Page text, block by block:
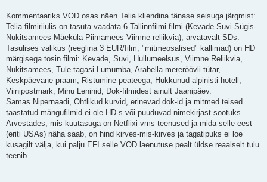
Kommentaariks VOD osas näen Telia kliendina tänase seisuga järgmist:
Telia filmiriiulis on tasuta vaadata 6 Tallinnfilmi filmi (Kevade-Suvi-Sügis-
Nukitsamees-Mäeküla Piimamees-Viimne reliikvia), arvatavalt SDs.
Tasulises valikus (reeglina 3 EUR/film; "mitmeosalised" kallimad) on HD
märgisega tosin filmi: Kevade, Suvi, Hullumeelsus, Viimne Reliikvia,
Nukitsamees, Tule tagasi Lumumba, Arabella mereröövli tütar,
Keskpäevane praam, Ristumine peateega, Hukkunud alpinisti hotell,
Viinipostmark, Minu Leninid; Dok-filmidest ainult Jaanipäev.
Samas Nipernaadi, Ohtlikud kurvid, erinevad dok-id ja mitmed teised
taastatud mängufilmid ei ole HD-s või puuduvad nimekirjast sootuks...
Arvestades, mis kuutasuga on Netflixi vms teenused ja mida selle eest
(eriti USAs) näha saab, on hind kirves-mis-kirves ja tagatipuks ei loe
kusagilt välja, kui palju EFI selle VOD laenutuse pealt üldse reaalselt tulu
teenib.